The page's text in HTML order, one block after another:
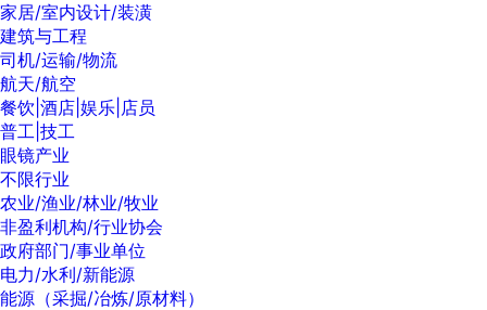
家居/室内设计/装潢
建筑与工程
司机/运输/物流
航天/航空
餐饮|酒店|娱乐|店员
普工|技工
眼镜产业
不限行业
农业/渔业/林业/牧业
非盈利机构/行业协会
政府部门/事业单位
电力/水利/新能源
能源（采掘/冶炼/原材料）